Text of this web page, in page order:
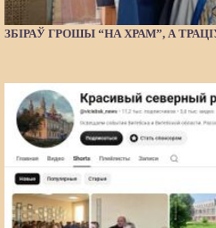
ЗБІРАЎ ГРОШЫ “НА ХРАМ”, А